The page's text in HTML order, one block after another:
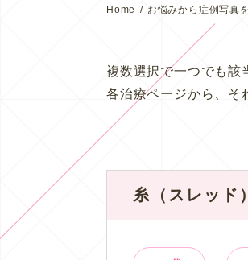
Home お悩みから症例写真
複数選択で一つでも該
各治療ページから、そ
糸（スレッド